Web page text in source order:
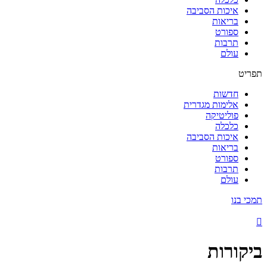
איכות הסביבה
בריאות
ספורט
תרבות
עולם
תפריט
חדשות
אלימות מגדרית
פוליטיקה
כלכלה
איכות הסביבה
בריאות
ספורט
תרבות
עולם
תמכי בנו
ביקורות